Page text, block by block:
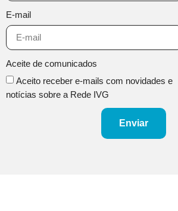
E-mail
Aceite de comunicados
Aceito receber e-mails com novidades e
notícias sobre a Rede IVG
Enviar